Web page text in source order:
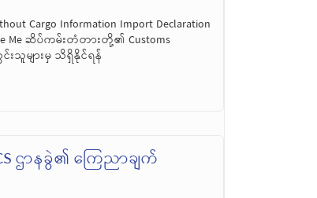
Cargo Information Import Declaration
Me ဆိပ်ကမ်းတံတားတို့၏ Customs
းသူများမှ သိရှိနိုင်ရန်
ဌာနခွဲ၏ ကြေညာချက်